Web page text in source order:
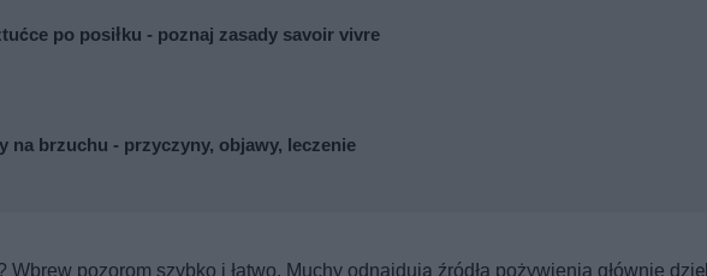
po posiłku - poznaj zasady savoir vivre
na brzuchu - przyczyny, objawy, leczenie
Wbrew pozorom szybko i łatwo. Muchy odnajdują źródła pożywienia głównie